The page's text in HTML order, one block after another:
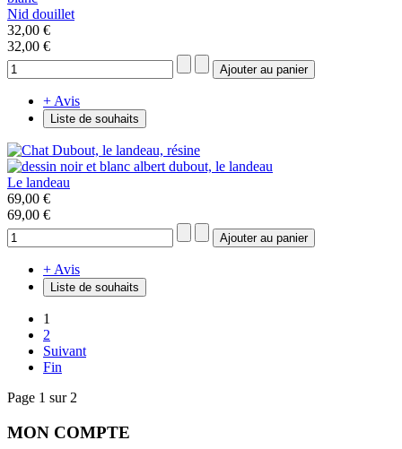
Nid douillet
32,00 €
32,00 €
+ Avis
Liste de souhaits
Le landeau
69,00 €
69,00 €
+ Avis
Liste de souhaits
1
2
Suivant
Fin
Page 1 sur 2
MON COMPTE